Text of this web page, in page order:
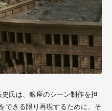
氏は、銀座のシーン制作を担
できる限り再現するために、そ